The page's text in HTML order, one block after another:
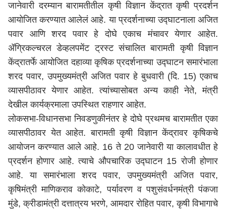
जानेवारी दरम्यान बारामतीतील कृषी विज्ञान केंद्रात कृषी प्रदर्शन
आयोजित करण्यात आलेलं आहे. या प्रदर्शनाच्या उद्घाटनाला अजित
पवार आणि शरद पवार हे दोघे एकाच मंचावर येणार आहेत.
ॲग्रिकल्चरल डेव्हलपमेंट ट्रस्ट संचालित बारामती कृषी विज्ञान
केंद्रातर्फे आयोजित दहाव्या कृषिक प्रदर्शनाच्या उद्घाटन समारंभाला
शरद पवार, उपमुख्यमंत्री अजित पवार हे बुधवारी (दि. 15) एकाच
व्यासपीठावर येणार आहेत. त्यांच्यासोबत अन्य काही नेते, मंत्री
देखील कार्यक्रमाला उपस्थित राहणार आहेत.
लोकसभा-विधानसभा निवडणुकीनंतर हे दोघे प्रथमच बारामतीत एका
व्यासपीठावर येत आहेत. बारामती कृषी विज्ञान केंद्रावर कृषिकचे
आयोजन करण्यात आले आहे. 16 ते 20 जानेवारी या कालावधीत हे
प्रदर्शन होणार आहे. त्याचे औपचारिक उद्घाटन 15 रोजी होणार
आहे. या समारंभाला शरद पवार, उपमुख्यमंत्री अजित पवार,
कृषिमंत्री माणिकराव कोकाटे, पर्यावरण व पशुसंवर्धनमंत्री पंकजा
मुंडे, क्रीडामंत्री दत्तात्रय भरणे, आमदार रोहित पवार, कृषी विभागाचे